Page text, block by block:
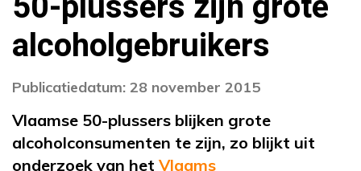
alcoholgebruikers
Publicatiedatum: 28 november 2015
Vlaamse 50-plussers blijken grote
alcoholconsumenten te zijn, zo blijkt uit
onderzoek van het Vlaams